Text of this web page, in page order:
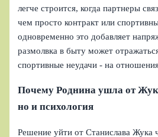
легче строится, когда партнеры
чем просто контракт или
одновременно это добавляет
размолвка в быту может
спортивные неудачи - на
Почему Роднина ушла от
но и психология
Решение уйти от Станислава Жука